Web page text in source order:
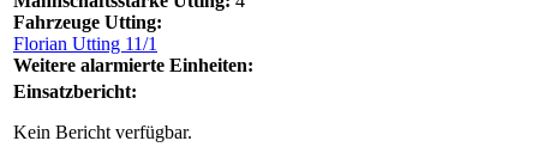
Fahrzeuge Utting:
Florian Utting 11/1
Weitere alarmierte Einheiten:
Einsatzbericht:
Kein Bericht verfügbar.